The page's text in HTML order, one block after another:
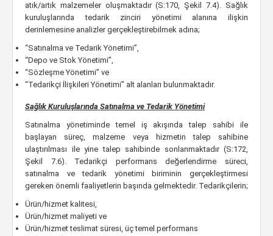
atık/artık malzemeler oluşmaktadır (S:170, Şekil 7.4). Sağlık
kuruluşlarında tedarik zinciri yönetimi alanına ilişkin
derinlemesine analizler gerçekleştirebilmek adına;
“Satınalma ve Tedarik Yönetimi”,
“Depo ve Stok Yönetimi”,
“Sözleşme Yönetimi” ve
“Tedarikçi İlişkileri Yönetimi” alt alanları bulunmaktadır.
Sağlık Kuruluşlarında Satınalma ve Tedarik Yönetimi
Satınalma yönetiminde temel iş akışında talep sahibi ile
başlayan süreç, malzeme veya hizmetin talep sahibine
ulaştırılması ile yine talep sahibinde sonlanmaktadır (S:172,
Şekil 7.6). Tedarikçi performans değerlendirme süreci,
satınalma ve tedarik yönetimi biriminin gerçekleştirmesi
gereken önemli faaliyetlerin başında gelmektedir. Tedarikçilerin;
Ürün/hizmet kalitesi,
Ürün/hizmet maliyeti ve
Ürün/hizmet teslimat süresi, üç temel performans